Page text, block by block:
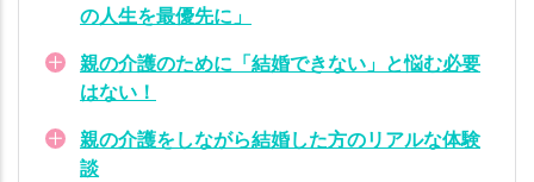
の人生を最優先に」
親の介護のために「結婚できない」と悩む必要
はない！
親の介護をしながら結婚した方のリアルな体験
談
ら結
婚す
るた
めの
3ス
テッ